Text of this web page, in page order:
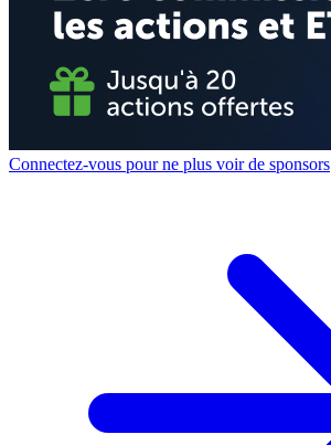
Connectez-vous pour ne plus voir de sponsors